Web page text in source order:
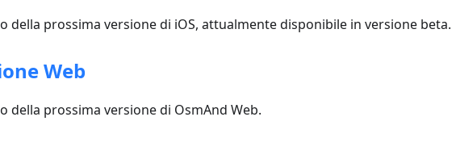
della prossima versione di iOS, attualmente disponibile in versione beta.
Web
della prossima versione di OsmAnd Web.